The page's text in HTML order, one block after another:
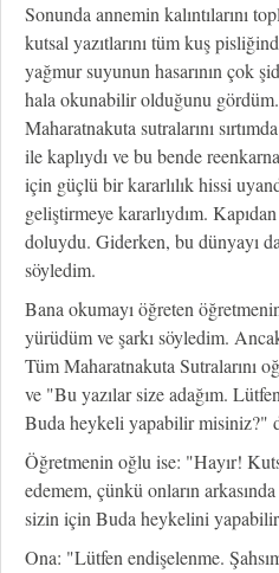
Sonunda annemin kalıntılarını
kutsal yazıtlarını tüm kuş
yağmur suyunun hasarının çok
hala okunabilir olduğunu
Maharatnakuta sutralarını
ile kaplıydı ve bu bende
için güçlü bir kararlılık hissi
geliştirmeye kararlıydım.
doluydu. Giderken, bu dünyayı
söyledim.
Bana okumayı öğreten
yürüdüm ve şarkı söyledim.
Tüm Maharatnakuta Sutralarını
ve "Bu yazılar size adağım.
Buda heykeli yapabilir misiniz?"
Öğretmenin oğlu ise: "Hayır!
edemem, çünkü onların
sizin için Buda heykelini
Ona: "Lütfen endişelenme.